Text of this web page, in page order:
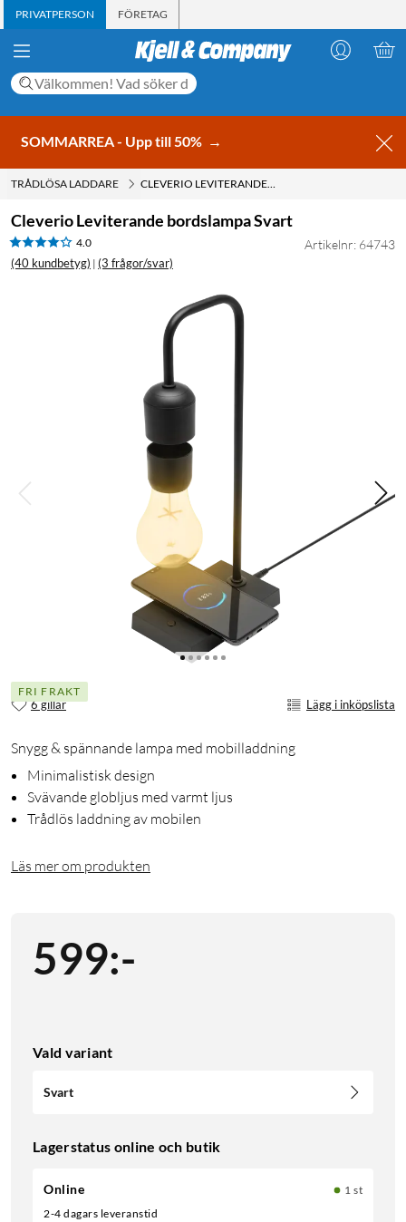
PRIVATPERSON FÖRETAG
SOMMARREA - Upp till 50% →
TRÅDLÖSA LADDARE CLEVERIO LEVITERANDE BORDSLAMPA SVART
Cleverio Leviterande bordslampa Svart
4.0
(40 kundbetyg) | (3 frågor/svar)
Artikelnr: 64743
FRI FRAKT
6 gillar Lägg i inköpslista
Snygg & spännande lampa med mobilladdning
Minimalistisk design
Svävande globljus med varmt ljus
Trådlös laddning av mobilen
Läs mer om produkten
599:-
Vald variant
Svart
Lagerstatus online och butik
Online
1 st
2-4 dagars leveranstid